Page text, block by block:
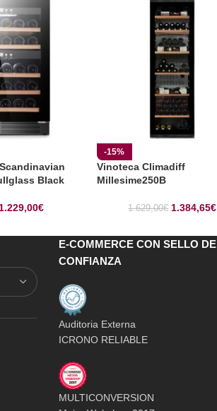
Black
€
-15%
Vinoteca Climadiff
Millesime250B
1.629,00€ 1.384,65€
E-COMMERCE CON SELLO DE
CONFIANZA
Auditoria Externa
ICRONO RELIABLE
MULTICONVERSION